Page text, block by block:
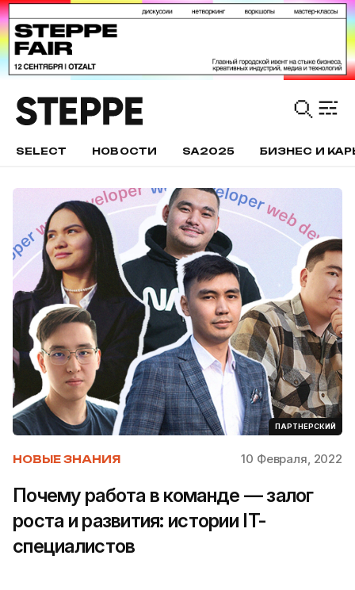
SELECT НОВОСТИ SA2025 БИЗНЕС И
ПАРТНЕРСКИЙ
НОВЫЕ ЗНАНИЯ 10 Февраля, 2022
Почему работа в команде — залог
роста и развития: истории IT-
специалистов